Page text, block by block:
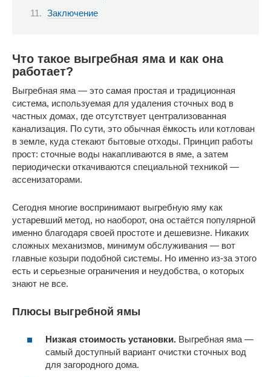
Заключение
Что такое выгребная яма и как она
работает?
Выгребная яма — это самая простая и традиционная
система, используемая для удаления сточных вод в
частных домах, где отсутствует централизованная
канализация. По сути, это обычная ёмкость или котлован
в земле, куда стекают бытовые отходы. Принцип работы
прост: сточные воды накапливаются в яме, а затем
периодически откачиваются специальной техникой —
ассенизаторами.
Сегодня многие воспринимают выгребную яму как
устаревший метод, но наоборот, она остаётся популярной
именно благодаря своей простоте и дешевизне. Никаких
сложных механизмов, минимум обслуживания — вот
главные козыри подобной системы. Но именно из-за этого
есть и серьезные ограничения и неудобства, о которых
знают не все.
Плюсы выгребной ямы
Низкая стоимость установки. Выгребная яма —
самый доступный вариант очистки сточных вод
для загородного дома.